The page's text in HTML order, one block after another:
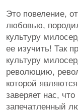
Это повеление,
любовью,
культуру
ее изучить! Так
культуру
революцию,
которой
заверяет нас,
запечатленный